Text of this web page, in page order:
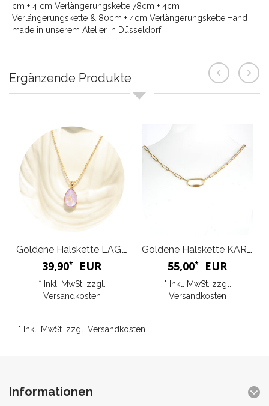
cm + 4 cm Verlängerungskette,78cm + 4cm
Verlängerungskette & 80cm + 4cm Verlängerungskette.Hand
made in unserem Atelier in Düsseldorf!
Ergänzende Produkte
Goldene Halskette LAGRIMA
39,90* EUR
* Inkl. MwSt. zzgl.
Versandkosten
Goldene Halskette KARA
55,00* EUR
* Inkl. MwSt. zzgl.
Versandkosten
* Inkl. MwSt. zzgl. Versandkosten
Informationen